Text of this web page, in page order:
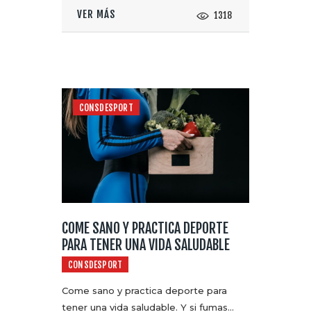
VER MÁS 1318
CONSDESPORT
COME SANO Y PRACTICA DEPORTE
PARA TENER UNA VIDA SALUDABLE
CONSDESPORT
Come sano y practica deporte para
tener una vida saludable. Y si fumas…